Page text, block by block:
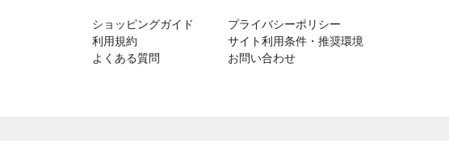
ショッピングガイド
利用規約
よくある質問
プライバシーポリシー
サイト利用条件・推奨環境
お問い合わせ